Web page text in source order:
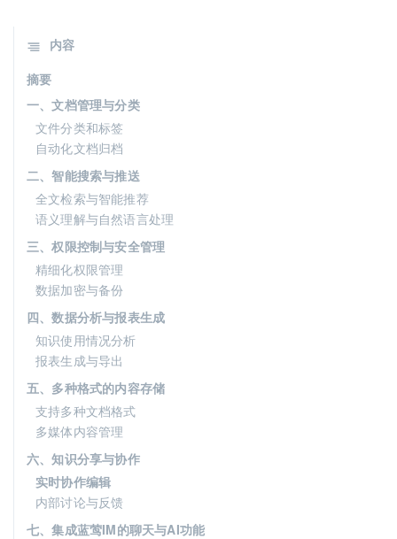
内容
摘要
一、文档管理与分类
文件分类和标签
自动化文档归档
二、智能搜索与推送
全文检索与智能推荐
语义理解与自然语言处理
三、权限控制与安全管理
精细化权限管理
数据加密与备份
四、数据分析与报表生成
知识使用情况分析
报表生成与导出
五、多种格式的内容存储
支持多种文档格式
多媒体内容管理
六、知识分享与协作
实时协作编辑
内部讨论与反馈
七、集成蓝莺IM的聊天与AI功能